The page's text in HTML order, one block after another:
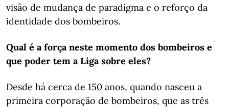
visão de mudança de paradigma e o reforço da
identidade dos bombeiros.
Qual é a força neste momento dos bombeiros e
que poder tem a Liga sobre eles?
Desde há cerca de 150 anos, quando nasceu a
primeira corporação de bombeiros, que as três